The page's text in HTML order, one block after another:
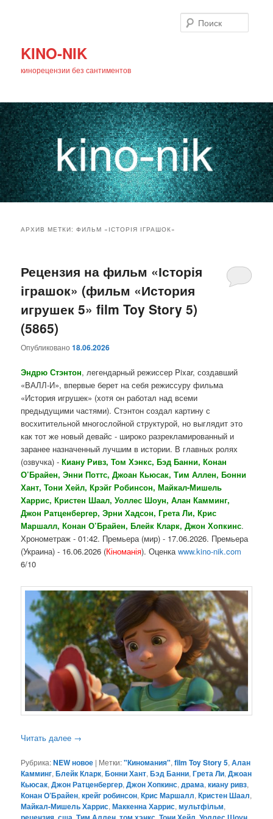
KINO-NIK
кинорецензии без сантиментов
основному
содержимому
дополнительному
содержимому
АРХИВ МЕТКИ:ФИЛЬМ «ІСТОРІЯ ІГРАШОК»
Рецензия на фильм «Історія
іграшок» (фильм «История
игрушек 5» film Toy Story 5)
(5865)
Опубликовано18.06.2026
Эндрю Стэнтон, легендарный режиссер Pixar, создавший
«ВАЛЛ-И», впервые берет на себя режиссуру фильма
«История игрушек» (хотя он работал над всеми
предыдущими частями). Стэнтон создал картину с
восхитительной многослойной структурой, но выглядит это
как тот же новый девайс - широко разрекламированный и
заранее назначенный лучшим в истории. В главных ролях
(озвучка) -Киану Ривз, Том Хэнкс, Бэд Банни, Конан
О’Брайен, Энни Поттс, Джоан Кьюсак, Тим Аллен, Бонни
Хант, Тони Хейл, Крэйг Робинсон, Майкал-Мишель
Харрис, Кристен Шаал, Уоллес Шоун, Алан Камминг,
Джон Ратценбергер, Эрни Хадсон, Грета Ли, Крис
Маршалл, Конан О’Брайен, Блейк Кларк, Джон Хопкинс.
Хронометраж - 01:42. Премьера (мир) - 17.06.2026. Премьера
(Украина) - 16.06.2026 (Кіноманія). Оценкаwww.kino-nik.com
6/10
Читать далее →
Рубрика:NEW новое | Метки:"Киномания",film Toy Story 5,Алан
Камминг,Блейк Кларк,Бонни Хант,Бэд Банни,Грета Ли,Джоан
Кьюсак,Джон Ратценбергер,Джон Хопкинс,драма,киану ривз,
Конан О’Брайен,крейг робинсон,Крис Маршалл,Кристен Шаал,
Майкал-Мишель Харрис,Маккенна Харрис,мультфільм,
, , , , ,